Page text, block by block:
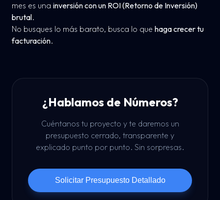
mes es una inversión con un ROI (Retorno de Inversión)
brutal.
No busques lo más barato, busca lo que haga crecer tu
facturación.
¿Hablamos de Números?
Cuéntanos tu proyecto y te daremos un
presupuesto cerrado, transparente y
explicado punto por punto. Sin sorpresas.
Solicitar Presupuesto Detallado